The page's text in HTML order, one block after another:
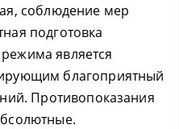
соблюдение мер
подготовка
является
благоприятный
Противопоказания